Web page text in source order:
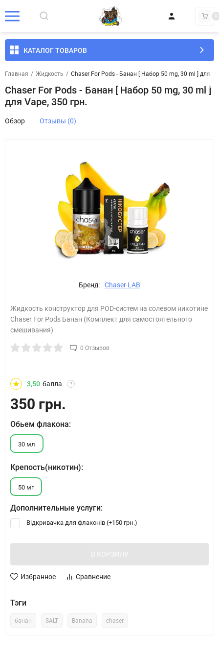
0
КАТАЛОГ ТОВАРОВ
Главная / Жидкость / Chaser For Pods - Банан [ Набор 50 mg, 30 ml ] для
Chaser For Pods - Банан [ Набор 50 mg, 30 ml ]
для Vape, 350 грн.
Обзор Отзывы (0)
Бренд: Chaser LAB
Жидкость конструктор для POD-систем на солевом никотине
Chaser For Pods Банан (Комплект для самостоятельного
смешивания)
0 Отзывов
3,50 балла ?
350 грн.
Обьем флакона:
30 мл
Крепость(никотин):
50 мг
Дополнительные услуги:
Відкривачка для флаконів (+150 грн.)
В КОРЗИНУ
Избранное Сравнение
Тэги
банан SALT Banana chaser